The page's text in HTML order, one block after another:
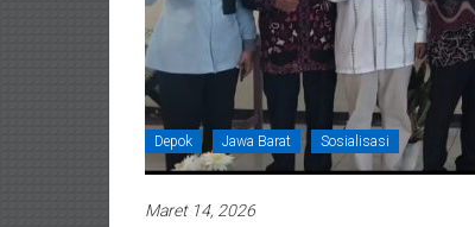
Depok Jawa Barat Sosialisasi
Maret 14, 2026